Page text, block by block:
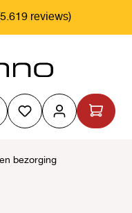
reviews)
Je hebt 0 items
bezorging